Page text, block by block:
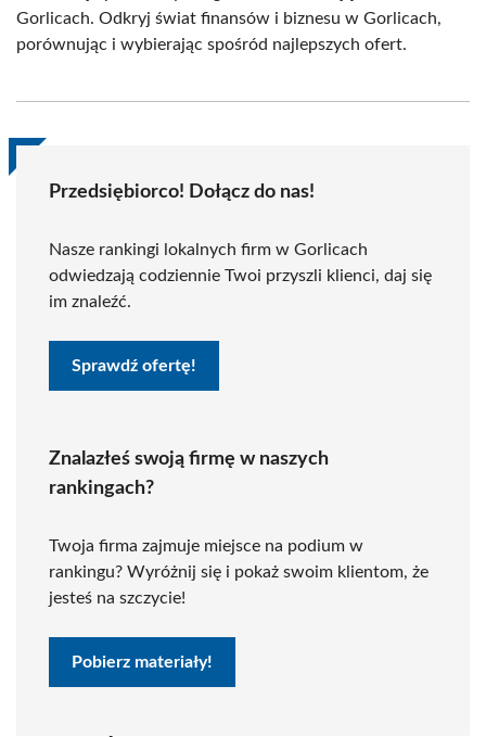
Gorlicach. Odkryj świat finansów i biznesu w Gorlicach,
porównując i wybierając spośród najlepszych ofert.
Przedsiębiorco! Dołącz do nas!
Nasze rankingi lokalnych firm w Gorlicach
odwiedzają codziennie Twoi przyszli klienci, daj się
im znaleźć.
Sprawdź ofertę!
Znalazłeś swoją firmę w naszych
rankingach?
Twoja firma zajmuje miejsce na podium w
rankingu? Wyróżnij się i pokaż swoim klientom, że
jesteś na szczycie!
Pobierz materiały!